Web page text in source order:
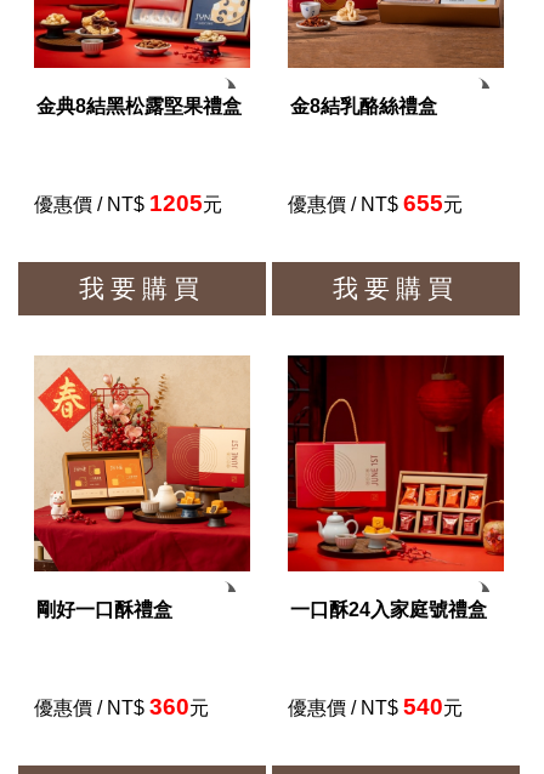
金典8結黑松露堅果禮盒
優惠價 / NT$ 1205元
我要購買
金8結乳酪絲禮盒
優惠價 / NT$ 655元
我要購買
剛好一口酥禮盒
優惠價 / NT$ 360元
一口酥24入家庭號禮盒
優惠價 / NT$ 540元